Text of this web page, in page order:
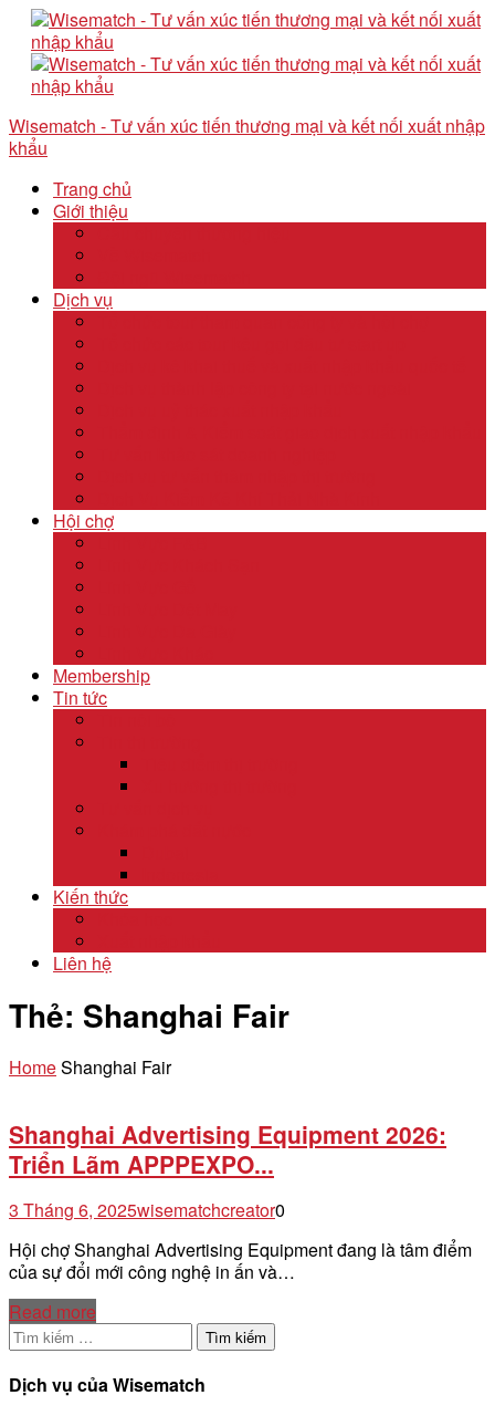
Wisematch - Tư vấn xúc tiến thương mại và kết nối xuất nhập
khẩu
Trang chủ
Giới thiệu
Dịch vụ
Hội chợ
Membership
Tin tức
Kiến thức
Liên hệ
Thẻ: Shanghai Fair
HomeShanghai Fair
Shanghai Advertising Equipment 2026:
Triển Lãm APPPEXPO...
3 Tháng 6, 2025wisematchcreator0
Hội chợ Shanghai Advertising Equipment đang là tâm điểm
của sự đổi mới công nghệ in ấn và…
Read more
Tìm
kiếm
cho:
Dịch vụ của Wisematch